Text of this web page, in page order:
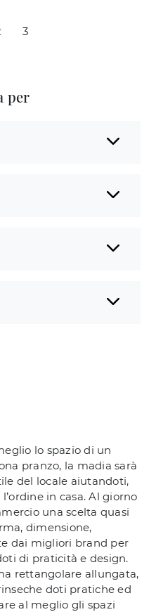
3
per
lo spazio di un
pranzo, la madia sarà
del locale aiutandoti,
in casa. Al giorno
una scelta quasi
dimensione,
dai migliori brand per
di praticità e design.
rettangolare allungata,
doti pratiche ed
al meglio gli spazi